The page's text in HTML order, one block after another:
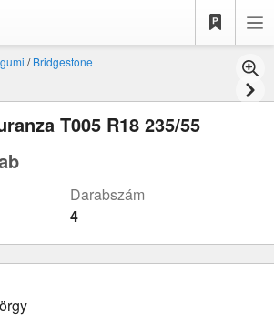
/Bridgestone
T005 R18 235/55
Darabszám
4